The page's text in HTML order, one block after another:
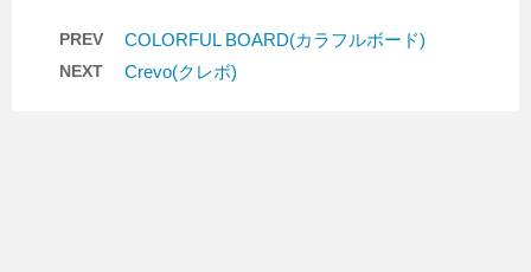
PREV COLORFUL BOARD(カラフルボード)
NEXT Crevo(クレボ)